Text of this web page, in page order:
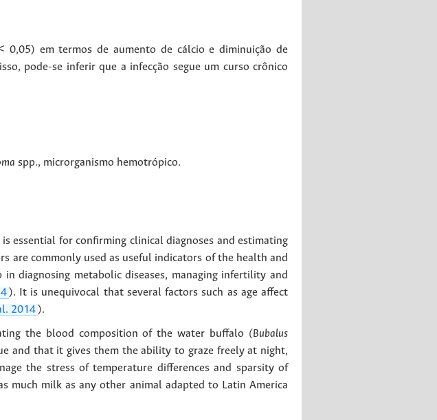
0,05) em termos de aumento de cálcio e diminuição de
pode-se inferir que a infecção segue um curso crônico
spp., microrganismo hemotrópico.
essential for confirming clinical diagnoses and estimating
are commonly used as useful indicators of the health and
diagnosing metabolic diseases, managing infertility and
). It is unequivocal that several factors such as age affect
2014 ).
the blood composition of the water buffalo (Bubalus
and that it gives them the ability to graze freely at night,
the stress of temperature differences and sparsity of
much milk as any other animal adapted to Latin America